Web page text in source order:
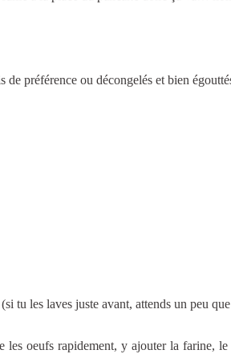
de préférence ou décongelés et bien
tu les laves juste avant, attends un peu
les oeufs rapidement, y ajouter la farine,